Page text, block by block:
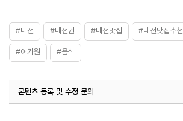
#대전 #대전권 #대전맛집 #대전맛집추천
#어가원 #음식
콘텐츠 등록 및 수정 문의